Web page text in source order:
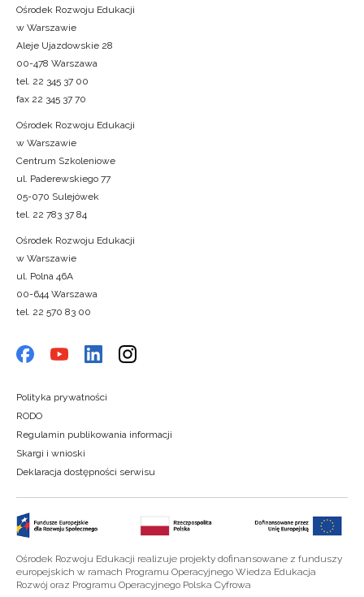
Ośrodek Rozwoju Edukacji
w Warszawie
Aleje Ujazdowskie 28
00-478 Warszawa
tel. 22 345 37 00
fax 22 345 37 70
Ośrodek Rozwoju Edukacji
w Warszawie
Centrum Szkoleniowe
ul. Paderewskiego 77
05-070 Sulejówek
tel. 22 783 37 84
Ośrodek Rozwoju Edukacji
w Warszawie
ul. Polna 46A
00-644 Warszawa
tel. 22 570 83 00
Polityka prywatności
RODO
Regulamin publikowania informacji
Skargi i wnioski
Deklaracja dostępności serwisu
Ośrodek Rozwoju Edukacji realizuje projekty dofinansowane z funduszy
europejskich w ramach Programu Operacyjnego Wiedza Edukacja
Rozwój oraz Programu Operacyjnego Polska Cyfrowa